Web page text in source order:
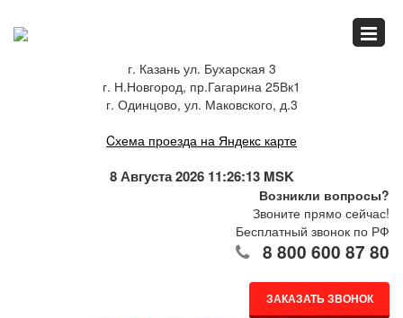
г. Казань ул. Бухарская 3
г. Н.Новгород, пр.Гагарина 25Вк1
г. Одинцово, ул. Маковского, д.3
Cхема проезда на Яндекс карте
8 Августа 2026 11:26:13 MSK
Возникли вопросы?
Звоните прямо сейчас!
Бесплатный звонок по РФ
8 800 600 87 80
ЗАКАЗАТЬ ЗВОНОК
Спец.предложения
Как купить